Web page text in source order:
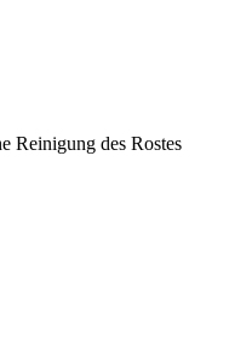
Reinigung des Rostes